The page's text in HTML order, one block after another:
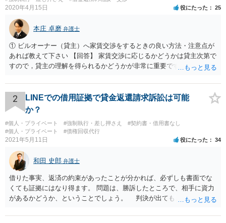
2020年4月15日 役にたった 25
本庄 卓磨 弁護士
① ビルオーナー（貸主）へ家賃交渉をするときの良い方法・注意点が
あれば教えて下さい 【回答】 家賃交渉に応じるかどうかは貸主次第で
すので，貸主の理解を得られるかどうかが非常に重要です。 したがっ
寧に対応するべきです。 また，貸主側からすれば，減額だけを抽象的
に求められても，応じるべきかどうか判断ができないという可能性も
あり得ます。 そこで，減額を求める金額，期間やその他の条件につい
ては，できる限り具体的な提案をして交渉するべきだと思います。 ②
資金繰りが厳しく、家賃をしばらく支払えなかったら差押えや強制退
去などになりますか？ 【回答】 滞納が続いたとしても，いきなり差押
の裁判が行われ，それを認容する判決が出てしまった後は，差押えな
どになる可能性があります。 ③ 自社では家賃交渉がうまく行かないと
き、弁護士の方に依頼することで交渉が進むことはありますか？弁護
士の他に相談したほうが良い相手・窓口などもあれば教えていただき
たいです 【回答】 ①で回答したとおり，弁護士に依頼しても，家賃交
者の主張を整理して分かりやすく貸主へ伝えることができますし，交
2
LINEでの借用証拠で貸金返還請求訴訟は可能
か？
#個人・プライベート #強制執行・差し押さえ
#契約書・借用書なし
#個人・プライベート
#債権回収代行
2021年5月11日 役にたった 34
和田 史郎 弁護士
借りた事実、返済の約束があったことが分かれば、必ずしも書面でな
くても証拠にはなり得ます。 問題は、勝訴したところで、相手に資力
があるかどうか、ということでしょう。 判決が出ても、無い袖を振